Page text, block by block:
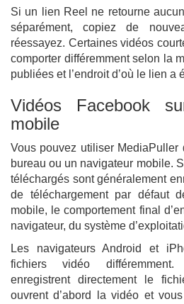
Si un lien Reel ne retourne
séparément, copiez de
réessayez. Certaines vidéos
comporter différemment selon la
publiées et l’endroit d’où le lien a
Vidéos Facebook
mobile
Vous pouvez utiliser
bureau ou un navigateur mobile.
téléchargés sont généralement
de téléchargement par défaut
mobile, le comportement final
navigateur, du système
Les navigateurs Android et
fichiers vidéo différemment.
enregistrent directement le
ouvrent d’abord la vidéo et